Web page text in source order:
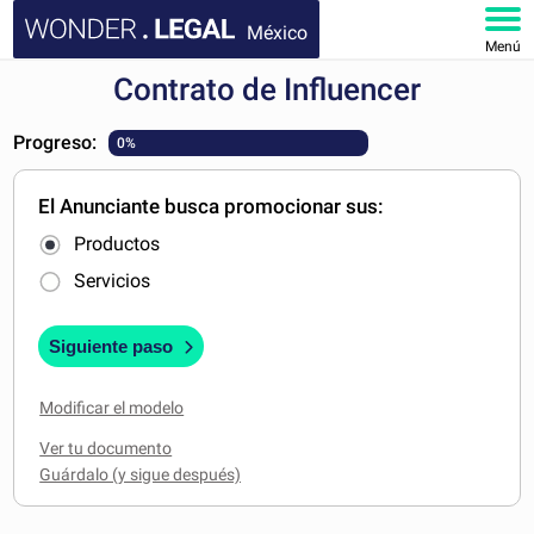
México
Menú
DOCUMENTOS
FAQ
MI CUENTA
Contrato de Influencer
Progreso: 0%
El Anunciante busca promocionar sus:
Productos
Servicios
Siguiente paso
Modificar el modelo
Ver tu documento